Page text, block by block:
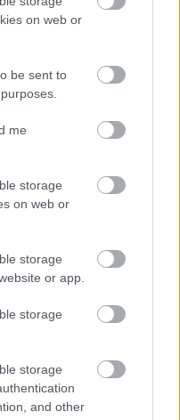
on web or
be sent to
me
storage
on web or
storage
or app.
storage
storage
and other
elkövetkezendő
vendége lesz a világ
svéd énekesek
mindigis híres
Björling, Birgit
azonban
öröm volt a
legcsodálatosabb
regiszterben
szép színű hang,
alakítását.
nem láttam, a
van, története
a törvényes férjét
minthogy hűtlen
Renato és az
akarja menteni,
már kezdik felfedezni